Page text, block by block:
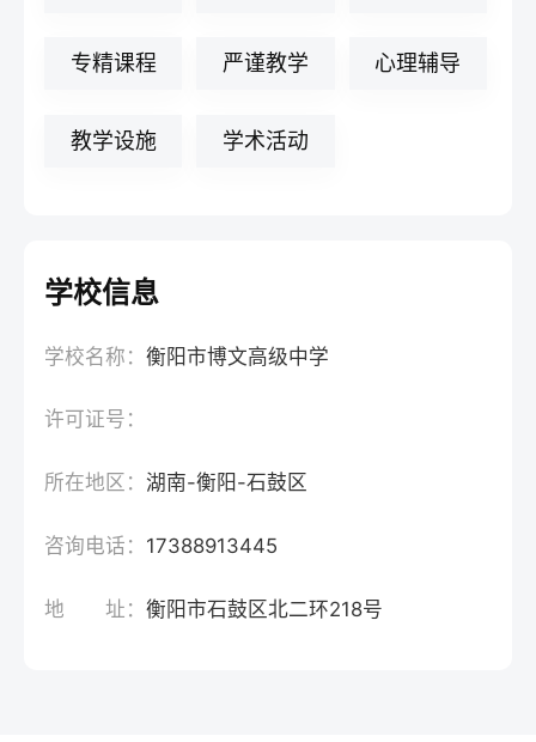
专精课程 严谨教学 心理辅导
教学设施 学术活动
学校信息
学校名称：衡阳市博文高级中学
许可证号：
所在地区：湖南-衡阳-石鼓区
咨询电话： 17388913445
地 址：衡阳市石鼓区北二环218号